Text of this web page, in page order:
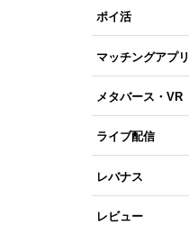
ポイ活
マッチングアプリ
メタバース・VR
ライブ配信
レバナス
レビュー